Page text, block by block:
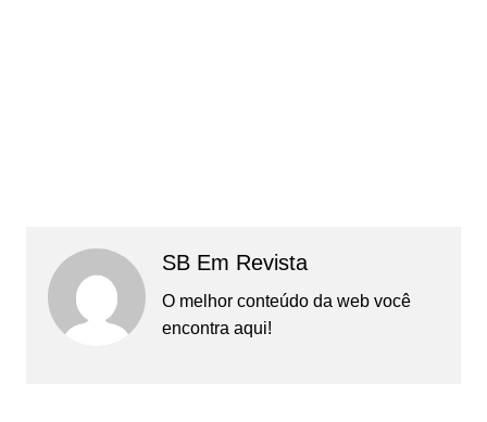
SB Em Revista
O melhor conteúdo da web você
encontra aqui!